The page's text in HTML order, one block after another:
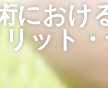
におけ
リット